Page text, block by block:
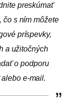
preskúmať
čo s ním môžete
príspevky,
a užitočných
o podporu
e-mail.